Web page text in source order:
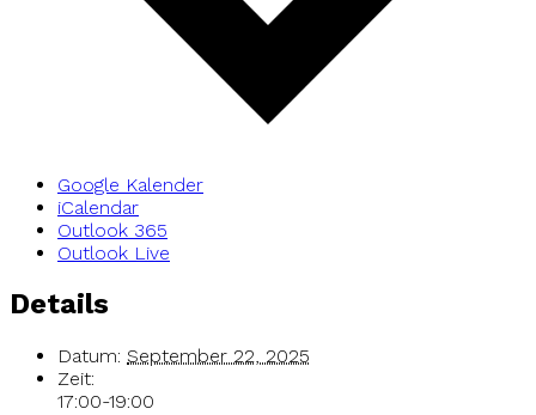
Google Kalender
iCalendar
Outlook 365
Outlook Live
Details
Datum: September 22, 2025
Zeit:
17:00-19:00